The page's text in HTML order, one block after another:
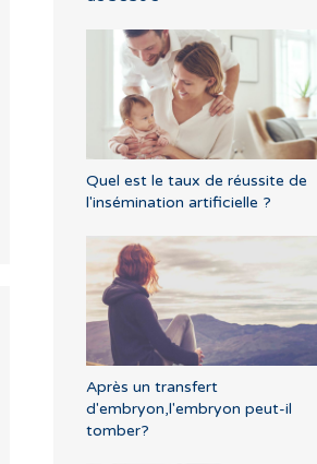
Quel est le taux de réussite de
l'insémination artificielle ?
Après un transfert
d'embryon,l'embryon peut-il
tomber?